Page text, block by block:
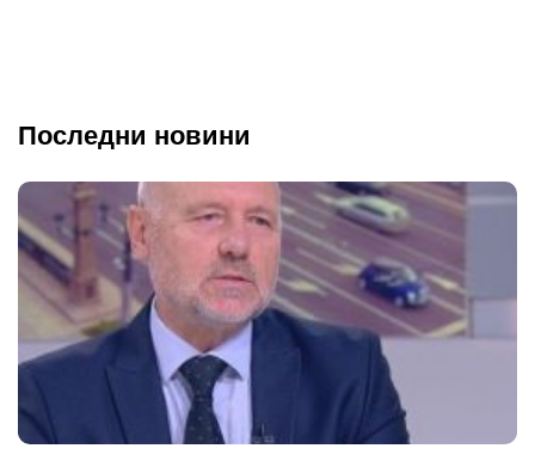
Последни новини